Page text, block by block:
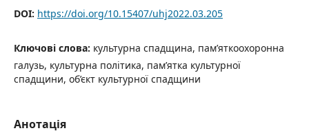
DOI: https://doi.org/10.15407/uhj2022.03.205
Ключові слова: культурна спадщина, пам’яткоохоронна
галузь, культурна політика, пам’ятка культурної
спадщини, об’єкт культурної спадщини
Анотація